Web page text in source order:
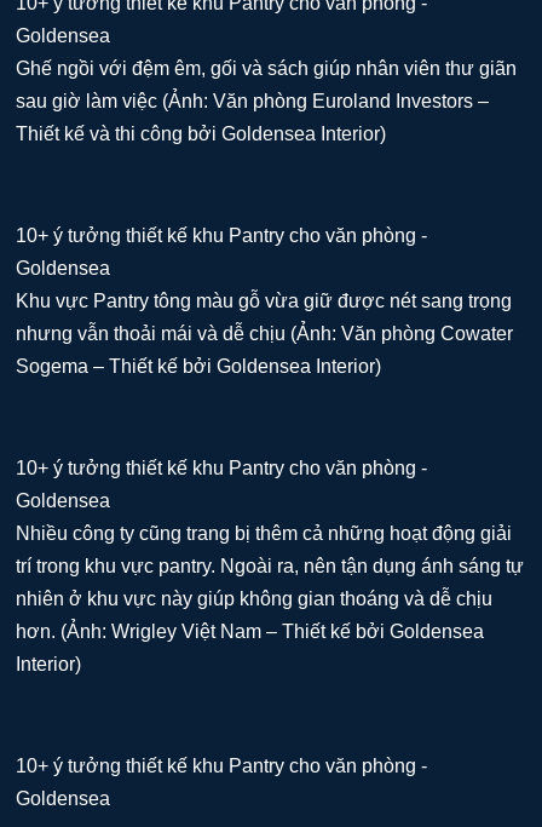
Ghế ngồi với đệm êm, gối và sách giúp nhân viên thư giãn
sau giờ làm việc (Ảnh: Văn phòng Euroland Investors –
Thiết kế và thi công bởi Goldensea Interior)
Khu vực Pantry tông màu gỗ vừa giữ được nét sang trọng
nhưng vẫn thoải mái và dễ chịu (Ảnh: Văn phòng Cowater
Sogema – Thiết kế bởi Goldensea Interior)
Nhiều công ty cũng trang bị thêm cả những hoạt động giải
trí trong khu vực pantry. Ngoài ra, nên tận dụng ánh sáng tự
nhiên ở khu vực này giúp không gian thoáng và dễ chịu
hơn. (Ảnh: Wrigley Việt Nam – Thiết kế bởi Goldensea
Interior)